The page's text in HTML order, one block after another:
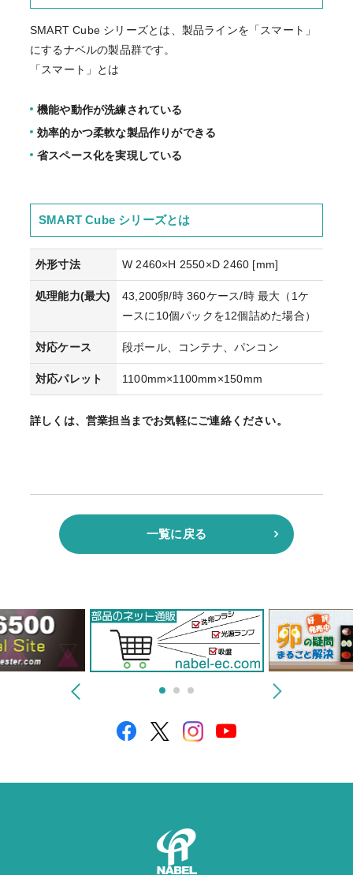
SMART Cube シリーズとは、製品ラインを「スマート」
にするナベルの製品群です。
「スマート」とは
機能や動作が洗練されている
効率的かつ柔軟な製品作りができる
省スペース化を実現している
SMART Cube シリーズとは
外形寸法 W 2460×H 2550×D 2460 [mm]
処理能力(最大)
43,200卵/時 360ケース/時 最大（1ケ
ースに10個パックを12個詰めた場合）
対応ケース 段ボール、コンテナ、パンコン
対応パレット 1100mm×1100mm×150mm
詳しくは、営業担当までお気軽にご連絡ください。
一覧に戻る